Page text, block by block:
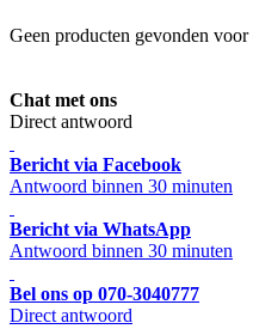
Geen producten gevonden voor
Chat met ons
Direct antwoord
Bericht via Facebook
Antwoord binnen 30 minuten
Bericht via WhatsApp
Antwoord binnen 30 minuten
Bel ons op 070-3040777
Direct antwoord